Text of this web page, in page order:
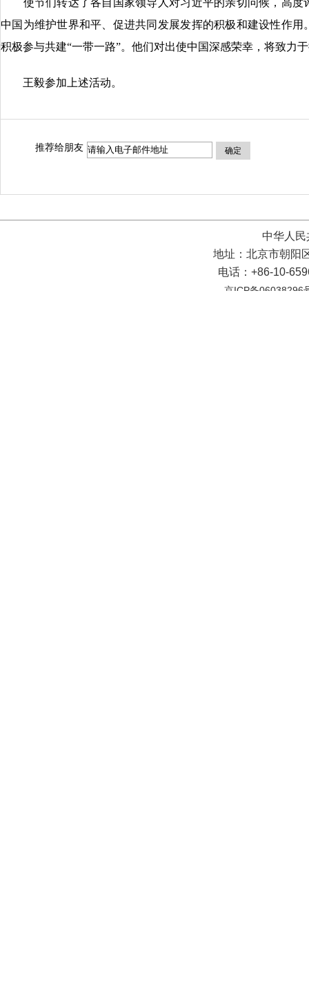
使节们转达了各自国家领导人对习近平的亲切问候，高度
中国为维护世界和平、促进共同发展发挥的积极和建设性作
积极参与共建“一带一路”。他们对出使中国深感荣幸，将致力
王毅参加上述活动。
推荐给朋友 确定
中华人
地址：北京市朝阳
电话：+86-10-
京ICP备06038296